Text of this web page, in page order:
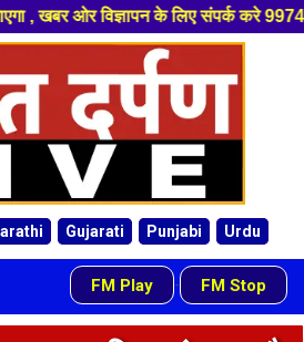
करे 9974940324 8955950335
Gujarati Punjabi Urdu
FM Play - FM Stop